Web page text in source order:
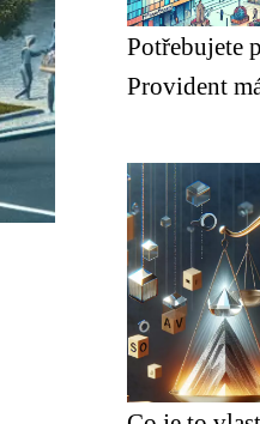
Potřebujete
Provident